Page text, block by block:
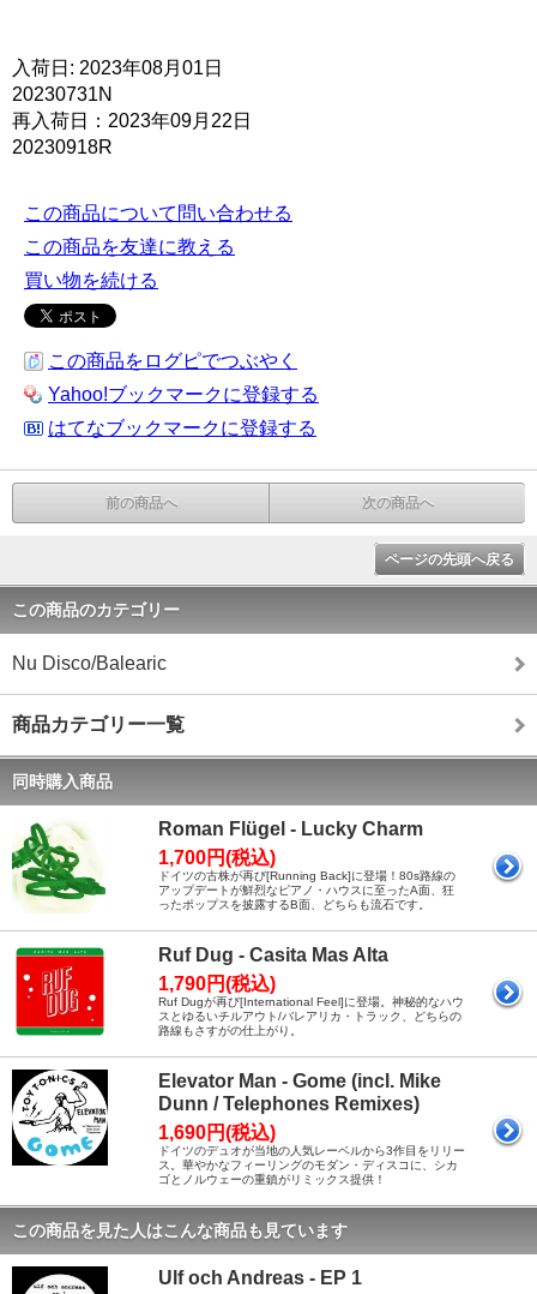
入荷日: 2023年08月01日
20230731N
再入荷日：2023年09月22日
20230918R
この商品について問い合わせる
この商品を友達に教える
買い物を続ける
この商品をログピでつぶやく
Yahoo!ブックマークに登録する
はてなブックマークに登録する
前の商品へ 次の商品へ
ページの先頭へ戻る
この商品のカテゴリー
Nu Disco/Balearic
商品カテゴリー一覧
同時購入商品
Roman Flügel - Lucky Charm
1,700円(税込)
ドイツの古株が再び[Running Back]に登場！80s路線の
アップデートが鮮烈なピアノ・ハウスに至ったA面、狂
ったポップスを披露するB面、どちらも流石です。
Ruf Dug - Casita Mas Alta
1,790円(税込)
Ruf Dugが再び[International Feel]に登場。神秘的なハウ
スとゆるいチルアウト/バレアリカ・トラック、どちらの
路線もさすがの仕上がり。
Elevator Man - Gome (incl. Mike
Dunn / Telephones Remixes)
1,690円(税込)
ドイツのデュオが当地の人気レーベルから3作目をリリー
ス。華やかなフィーリングのモダン・ディスコに、シカ
ゴとノルウェーの重鎮がリミックス提供！
この商品を見た人はこんな商品も見ています
Ulf och Andreas - EP 1